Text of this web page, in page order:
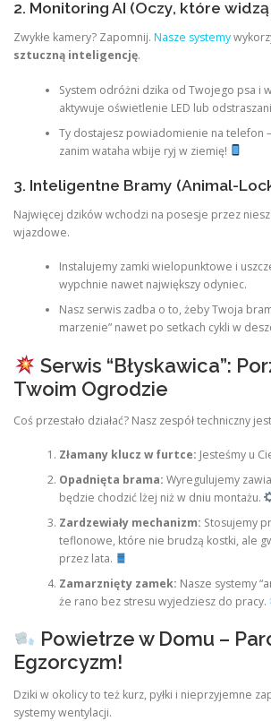
2. Monitoring AI (Oczy, które
Zwykłe kamery? Zapomnij. Nasze systemy
sztuczną inteligencję.
System odróżni dzika od Twojego psa i
aktywuje oświetlenie LED lub
Ty dostajesz powiadomienie na telefon
zanim wataha wbije ryj w ziemię!
3. Inteligentne Bramy (Animal-
Najwięcej dzików wchodzi na posesje przez
wjazdowe.
Instalujemy zamki wielopunktowe i
wypchnie nawet największy odyniec.
Nasz serwis zadba o to, żeby Twoja
marzenie” nawet po setkach cykli w
Serwis “Błyskawica”:
Twoim Ogrodzie
Coś przestało działać? Nasz zespół techniczny
Złamany klucz w furtce: Jesteśmy u
Opadnięta brama: Wyregulujemy
będzie chodzić lżej niż w dniu montażu.
Zardzewiały mechanizm: Stosujemy
teflonowe, które nie brudzą kostki, ale
przez lata.
Zamarznięty zamek: Nasze systemy
że rano bez stresu wyjedziesz do pracy.
Powietrze w Domu –
Egzorcyzm!
Dziki w okolicy to też kurz, pyłki i nieprzyjemne
systemy wentylacji.